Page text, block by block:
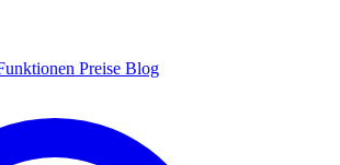
Preise Blog